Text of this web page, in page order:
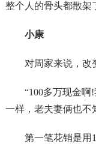
整个人的骨头都散架
小康
对周家来说，改变
“100多万现金啊!
一样，老夫妻俩也不
第一笔花销是用18